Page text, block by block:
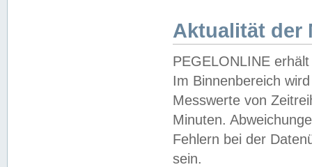
Aktualität der
PEGELONLINE
Im Binnenbereich
Messwerte von
Minuten.
Fehlern bei der
sein.